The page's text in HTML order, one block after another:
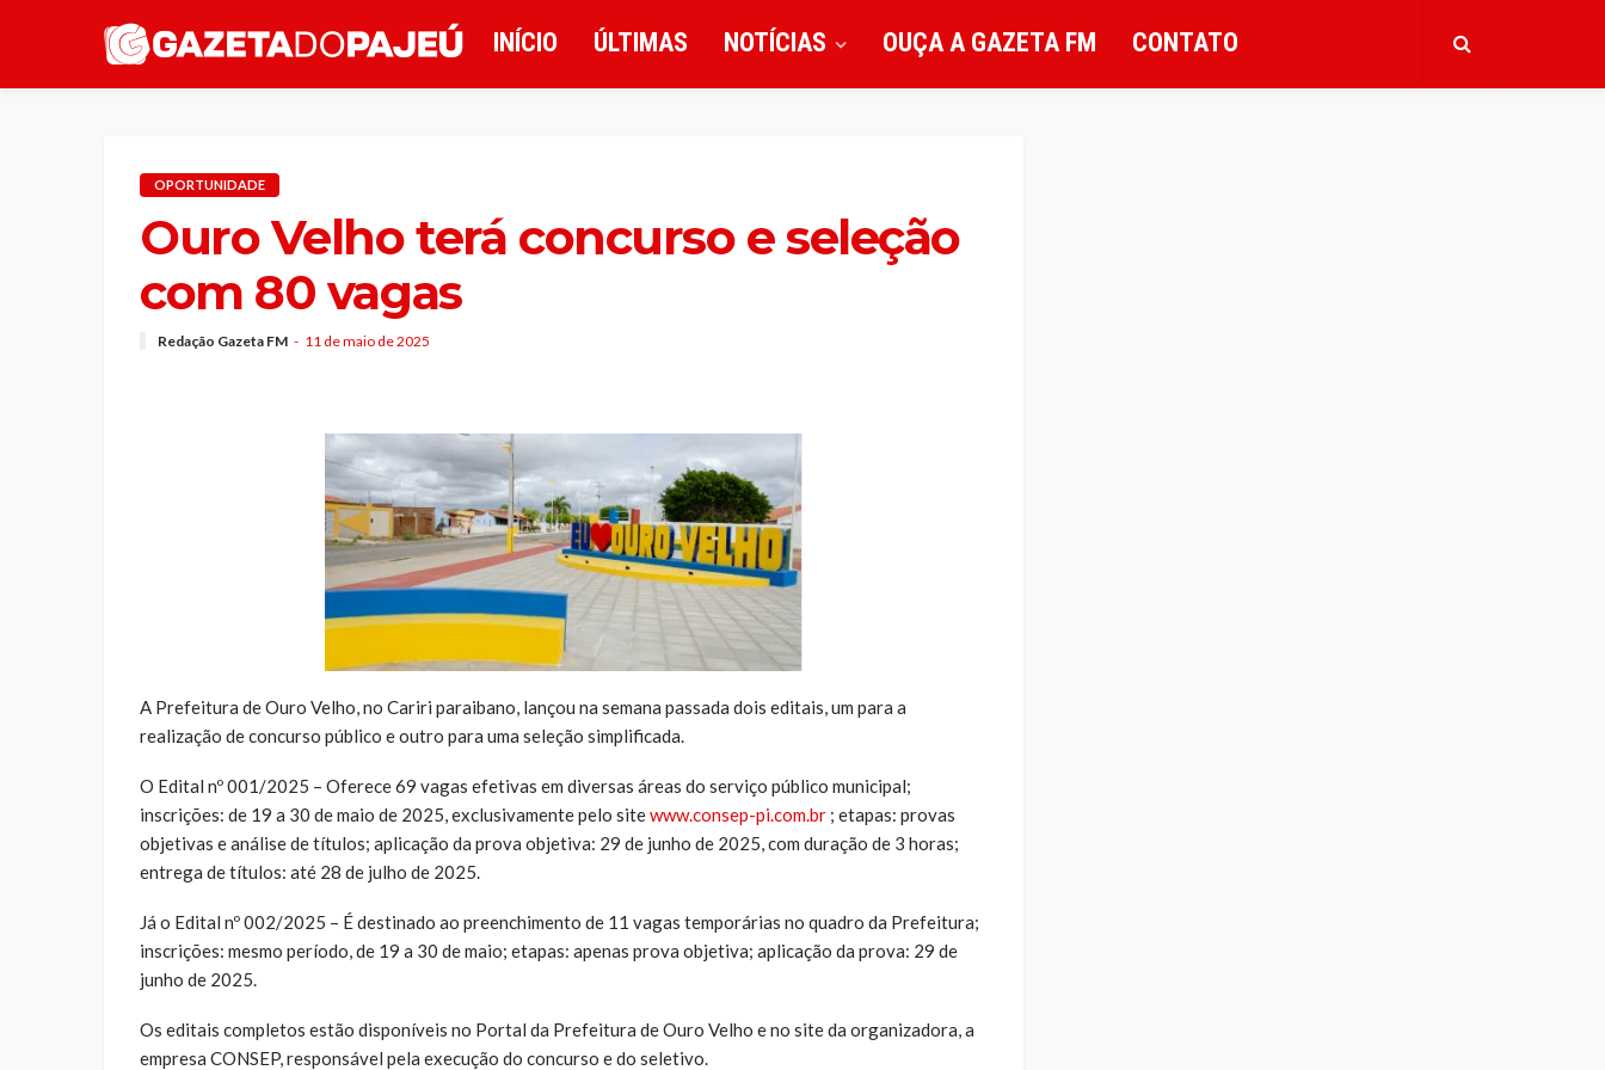
INÍCIO ÚLTIMAS NOTÍCIAS OUÇA A GAZETA FM CONTATO
OPORTUNIDADE
Ouro Velho terá concurso e seleção
com 80 vagas
Redação Gazeta FM 11 de maio de 2025
A Prefeitura de Ouro Velho, no Cariri paraibano, lançou na semana passada dois editais, um para a
realização de concurso público e outro para uma seleção simplificada.
O Edital nº 001/2025 – Oferece 69 vagas efetivas em diversas áreas do serviço público municipal;
inscrições: de 19 a 30 de maio de 2025, exclusivamente pelo sitewww.consep-pi.com.br ; etapas: provas
objetivas e análise de títulos; aplicação da prova objetiva: 29 de junho de 2025, com duração de 3 horas;
entrega de títulos: até 28 de julho de 2025.
Já o Edital nº 002/2025 – É destinado ao preenchimento de 11 vagas temporárias no quadro da Prefeitura;
inscrições: mesmo período, de 19 a 30 de maio; etapas: apenas prova objetiva; aplicação da prova: 29 de
junho de 2025.
Os editais completos estão disponíveis no Portal da Prefeitura de Ouro Velho e no site da organizadora, a
empresa CONSEP, responsável pela execução do concurso e do seletivo.